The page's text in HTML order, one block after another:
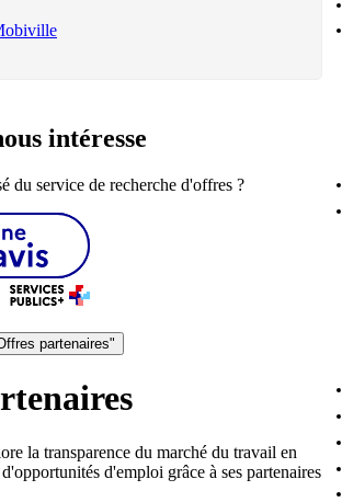
intéresse
du service de recherche d'offres ?
partenaires"
la transparence du marché du travail en
d'emploi grâce à ses partenaires